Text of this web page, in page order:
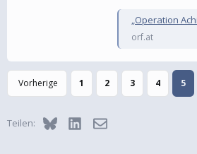
„Operation
orf.at
Vorherige 1 2 3 4 5
Teilen: Bluesky LinkedInE-Mail